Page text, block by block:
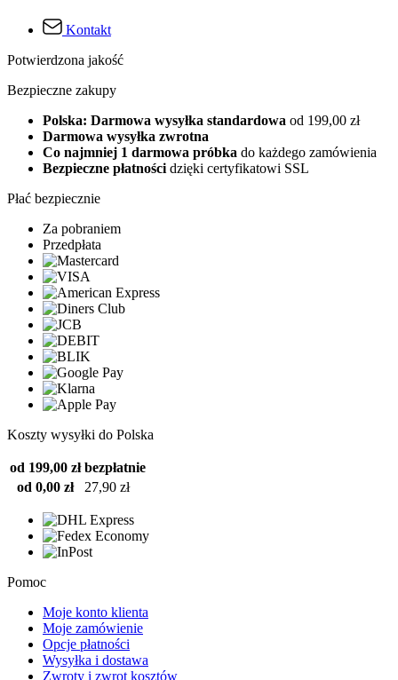
Kontakt
Potwierdzona jakość
Bezpieczne zakupy
Polska: Darmowa wysyłka standardowa od 199,00 zł
Darmowa wysyłka zwrotna
Co najmniej 1 darmowa próbka do każdego zamówienia
Bezpieczne płatności dzięki certyfikatowi SSL
Płać bezpiecznie
Za pobraniem
Przedpłata
Koszty wysyłki do Polska
od 199,00 zł bezpłatnie
od 0,00 zł
27,90 zł
Pomoc
Moje konto klienta
Moje zamówienie
Opcje płatności
Wysyłka i dostawa
Zwroty i zwrot kosztów